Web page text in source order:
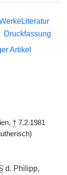
Literatur
Druckfassung
Artikel
† 7.2.1981
d. Philipp,